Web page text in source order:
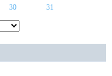
30 31